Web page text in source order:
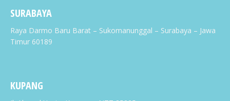
SURABAYA
Raya Darmo Baru Barat – Sukomanunggal – Surabaya – Jawa
Timur 60189
KUPANG